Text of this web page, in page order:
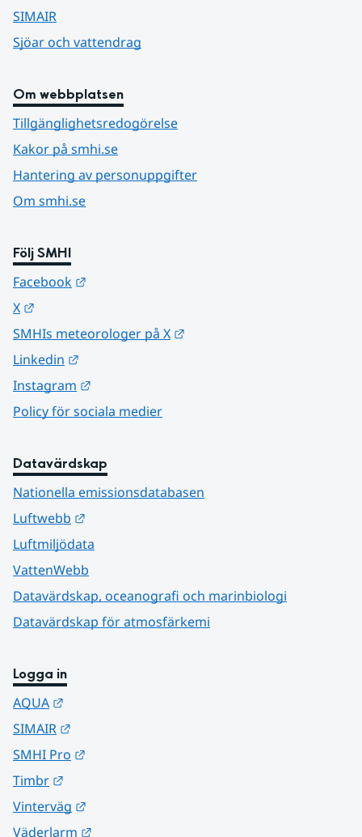
SIMAIR
Sjöar och vattendrag
Om webbplatsen
Tillgänglighetsredogörelse
Kakor på smhi.se
Hantering av personuppgifter
Om smhi.se
Följ SMHI
Facebook
X
SMHIs meteorologer på X
Linkedin
Instagram
Policy för sociala medier
Datavärdskap
Nationella emissionsdatabasen
Luftwebb
Luftmiljödata
VattenWebb
Datavärdskap, oceanografi och marinbiologi
Datavärdskap för atmosfärkemi
Logga in
AQUA
SIMAIR
SMHI Pro
Timbr
Vinterväg
Väderlarm